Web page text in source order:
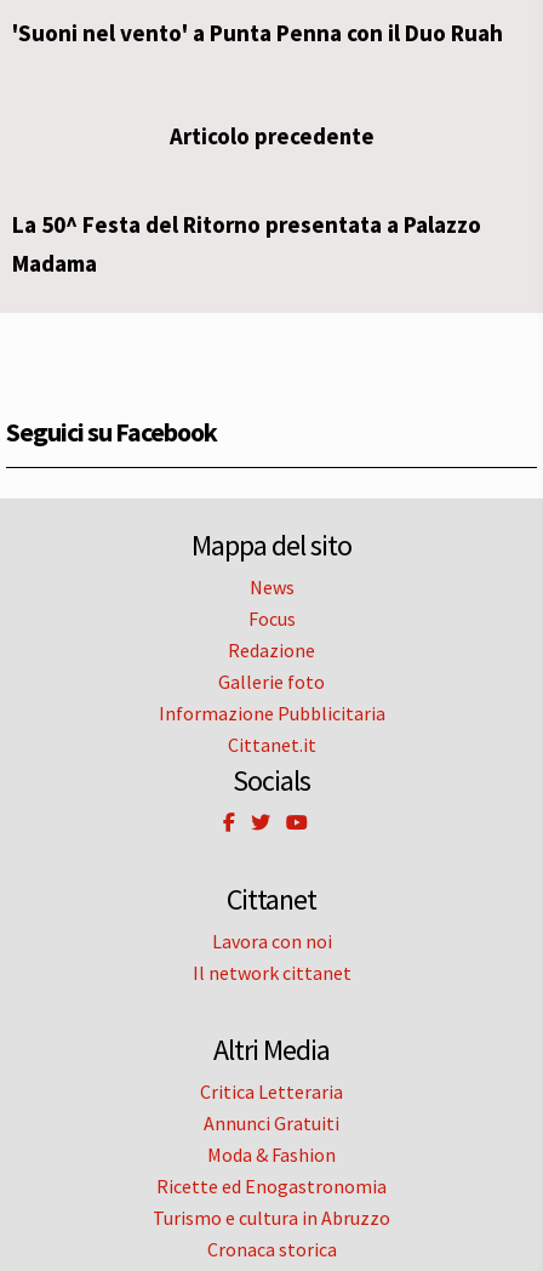
'Suoni nel vento' a Punta Penna con il Duo Ruah
Articolo precedente
La 50^ Festa del Ritorno presentata a Palazzo
Madama
Seguici su Facebook
Mappa del sito
News
Focus
Redazione
Gallerie foto
Informazione Pubblicitaria
Cittanet.it
Socials
Cittanet
Lavora con noi
Il network cittanet
Altri Media
Critica Letteraria
Annunci Gratuiti
Moda & Fashion
Ricette ed Enogastronomia
Turismo e cultura in Abruzzo
Cronaca storica